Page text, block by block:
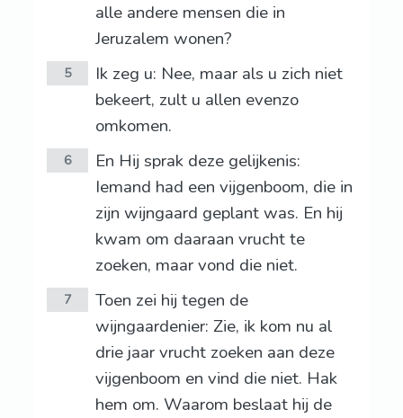
alle andere mensen die in
Jeruzalem wonen?
5
Ik zeg u: Nee, maar als u zich niet
bekeert, zult u allen evenzo
omkomen.
6
En Hij sprak deze gelijkenis:
Iemand had een vijgenboom, die in
zijn wijngaard geplant was. En hij
kwam om daaraan vrucht te
zoeken, maar vond die niet.
7
Toen zei hij tegen de
wijngaardenier: Zie, ik kom nu al
drie jaar vrucht zoeken aan deze
vijgenboom en vind die niet. Hak
hem om. Waarom beslaat hij de